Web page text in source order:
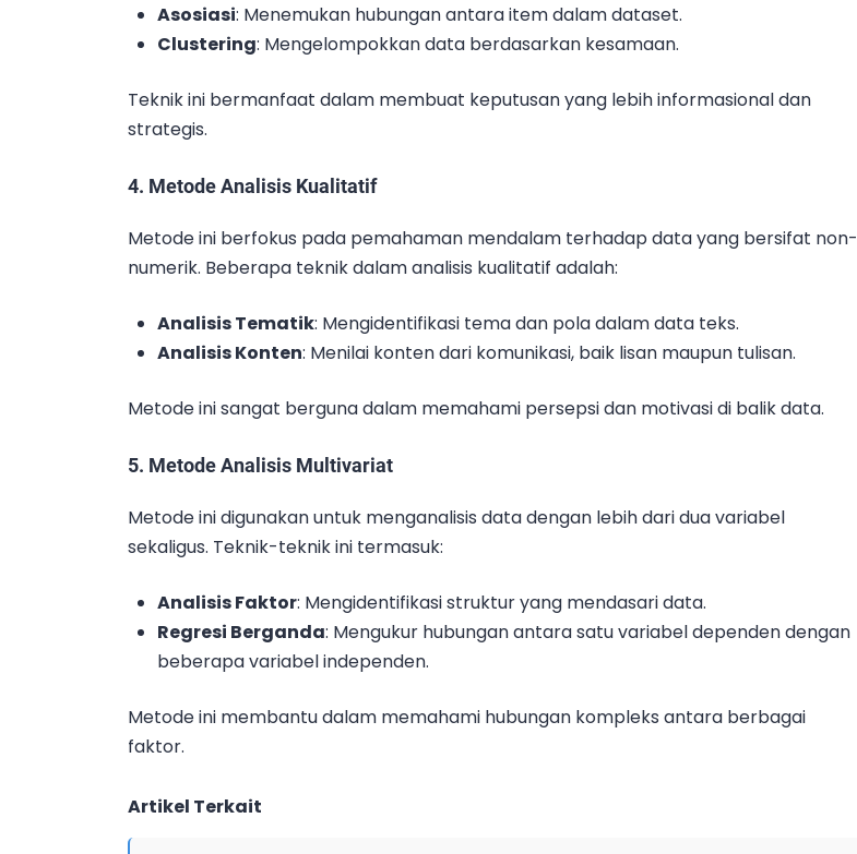
Asosiasi: Menemukan hubungan antara item dalam dataset.
Clustering: Mengelompokkan data berdasarkan kesamaan.
Teknik ini bermanfaat dalam membuat keputusan yang lebih informasional dan
strategis.
4. Metode Analisis Kualitatif
Metode ini berfokus pada pemahaman mendalam terhadap data yang bersifat non-
numerik. Beberapa teknik dalam analisis kualitatif adalah:
Analisis Tematik: Mengidentifikasi tema dan pola dalam data teks.
Analisis Konten: Menilai konten dari komunikasi, baik lisan maupun tulisan.
Metode ini sangat berguna dalam memahami persepsi dan motivasi di balik data.
5. Metode Analisis Multivariat
Metode ini digunakan untuk menganalisis data dengan lebih dari dua variabel
sekaligus. Teknik-teknik ini termasuk:
Analisis Faktor: Mengidentifikasi struktur yang mendasari data.
Regresi Berganda: Mengukur hubungan antara satu variabel dependen dengan
beberapa variabel independen.
Metode ini membantu dalam memahami hubungan kompleks antara berbagai
faktor.
Artikel Terkait